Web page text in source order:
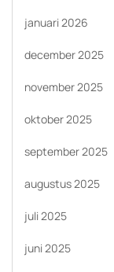
januari 2026
december 2025
november 2025
oktober 2025
september 2025
augustus 2025
juli 2025
juni 2025